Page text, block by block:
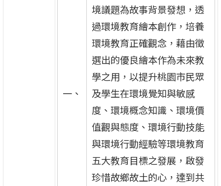
一、
境議題為故事背景發想，透
過環境教育繪本創作，培養
環境教育正確觀念，藉由徵
選出的優良繪本作為未來教
學之用，以提升桃園市民眾
及學生在環境覺知與敏感
度、環境概念知識、環境價
值觀與態度、環境行動技能
與環境行動經驗等環境教育
五大教育目標之發展，啟發
珍惜故鄉故土的心，達到共